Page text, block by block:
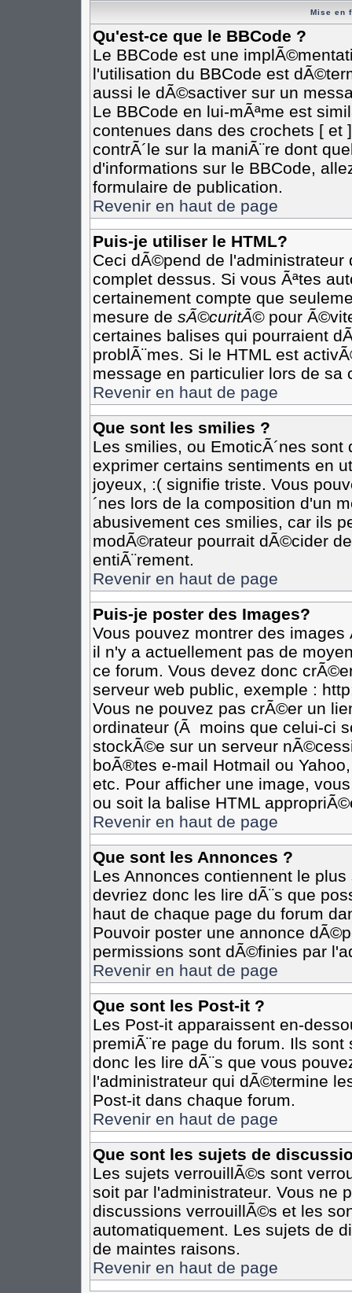
Mise en
Qu'est-ce que le BBCode ?
Le BBCode est une
l'utilisation du BBCode est
aussi le dÃ©sactiver sur un
Le BBCode en lui-mÃªme est
contenues dans des crochets [
contrÃ´le sur la maniÃ¨re dont
d'informations sur le BBCode,
formulaire de publication.
Revenir en haut de page
Puis-je utiliser le HTML?
Ceci dÃ©pend de l'administrateur
complet dessus. Si vous Ãªtes
certainement compte que
mesure de sÃ©curitÃ©pour
certaines balises qui pourraient
problÃ¨mes. Si le HTML est
message en particulier lors de sa
Revenir en haut de page
Que sont les smilies ?
Les smilies, ou EmoticÃ´nes
exprimer certains sentiments en
joyeux, :( signifie triste. Vous
´nes lors de la composition d'un
abusivement ces smilies, car ils
modÃ©rateur pourrait dÃ©cider
entiÃ¨rement.
Revenir en haut de page
Puis-je poster des Images?
Vous pouvez montrer des
il n'y a actuellement pas de
ce forum. Vous devez donc
serveur web public, exemple :
Vous ne pouvez pas crÃ©er un
ordinateur (Ã moins que celui-ci
stockÃ©e sur un serveur
boÃ®tes e-mail Hotmail ou
etc. Pour afficher une image,
ou soit la balise HTML
Revenir en haut de page
Que sont les Annonces ?
Les Annonces contiennent le
devriez donc les lire dÃ¨s que
haut de chaque page du forum
Pouvoir poster une annonce
permissions sont dÃ©finies par
Revenir en haut de page
Que sont les Post-it ?
Les Post-it apparaissent en-
premiÃ¨re page du forum. Ils
donc les lire dÃ¨s que vous
l'administrateur qui dÃ©termine
Post-it dans chaque forum.
Revenir en haut de page
Que sont les sujets de
Les sujets verrouillÃ©s sont
soit par l'administrateur. Vous ne
discussions verrouillÃ©s et les
automatiquement. Les sujets de
de maintes raisons.
Revenir en haut de page